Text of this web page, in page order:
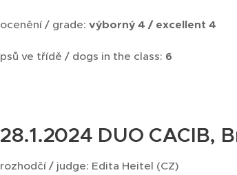
ocenění / grade: výborný 4 / excellent 4
psů ve třídě / dogs in the class: 6
28.1.2024 DUO CACIB,
rozhodčí / judge: Edita Heitel (CZ)